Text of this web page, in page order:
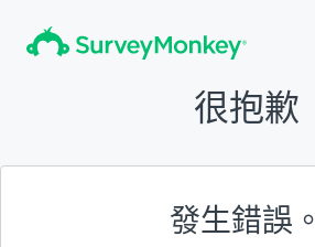
很抱歉
發生錯誤。